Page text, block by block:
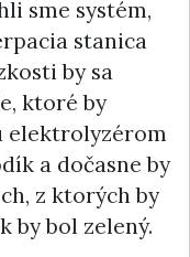
sme systém,
stanica
by sa
ktoré by
elektrolyzérom
a dočasne by
z ktorých by
by bol zelený.